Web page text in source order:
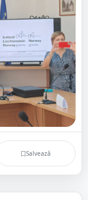
Salvează